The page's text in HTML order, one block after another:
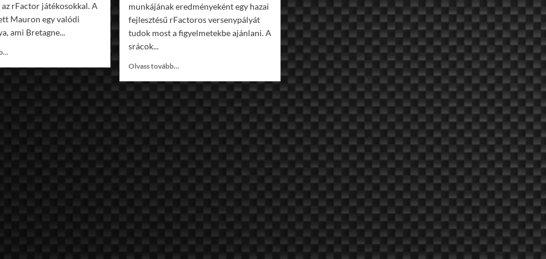
az rFactor játékosokkal. A
Mauron egy valódi
ami Bretagne...
munkájának eredményeként egy hazai
fejlesztésű rFactoros versenypályát
tudok most a figyelmetekbe ajánlani. A
srácok...
Olvass tovább...
rF
Formula
v1.0